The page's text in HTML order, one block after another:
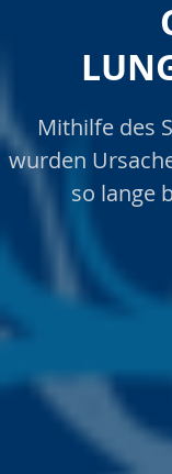
Mithilfe des
wurden
so lange